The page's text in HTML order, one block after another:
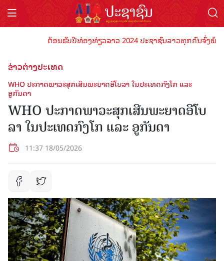
ຕ້ອນຮັບປີທ່ອງທ່ຽວລາວ 2024 ປະຊາຊົນລາວທຸກຄົນຈົ່ງພ້ອ
ຂ່າວຕ່າງປະເທດ
WHO ປະກາດພາວະສຸກເສີນພະຍາດອີໂບລາ ໃນປະເທດກົງໂກ ແລະ
ອູກັນດາ
WHO ປະກາດພາວະສຸກເສີນພະຍາດອີໂບ
ລາ ໃນປະເທດກົງໂກ ແລະ ອູກັນດາ
11:37 18/05/2026